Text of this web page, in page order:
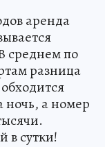
аренда
среднем по
разница
ночь, а номер
в сутки!